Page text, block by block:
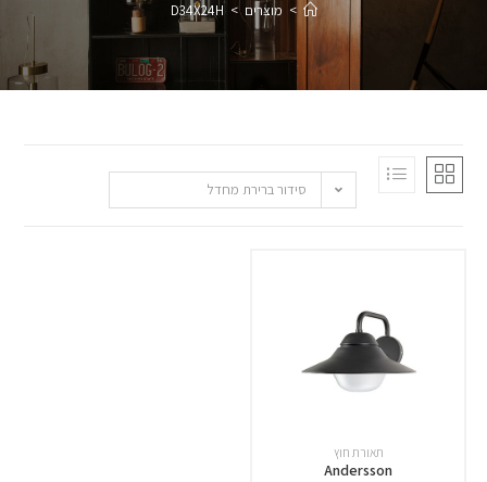
> מוצרים >
D34X24H
סידור ברירת מחדל
תאורת חוץ
Andersson